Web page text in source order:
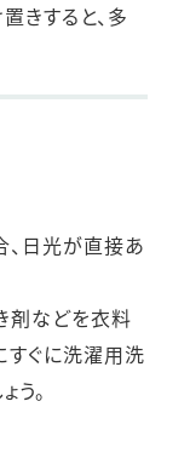
きすると、多
、日光が直接あ
剤などを衣料
すぐに洗濯用洗
う。